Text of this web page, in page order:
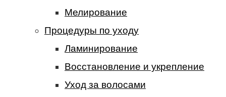
Мелирование
Процедуры по уходу
Ламинирование
Восстановление и укрепление
Уход за волосами